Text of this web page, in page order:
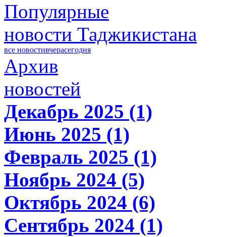
Популярные
новости Таджикистана
все новостивчерасегодня
Архив
новостей
Декабрь 2025 (1)
Июнь 2025 (1)
Февраль 2025 (1)
Ноябрь 2024 (5)
Октябрь 2024 (6)
Сентябрь 2024 (1)